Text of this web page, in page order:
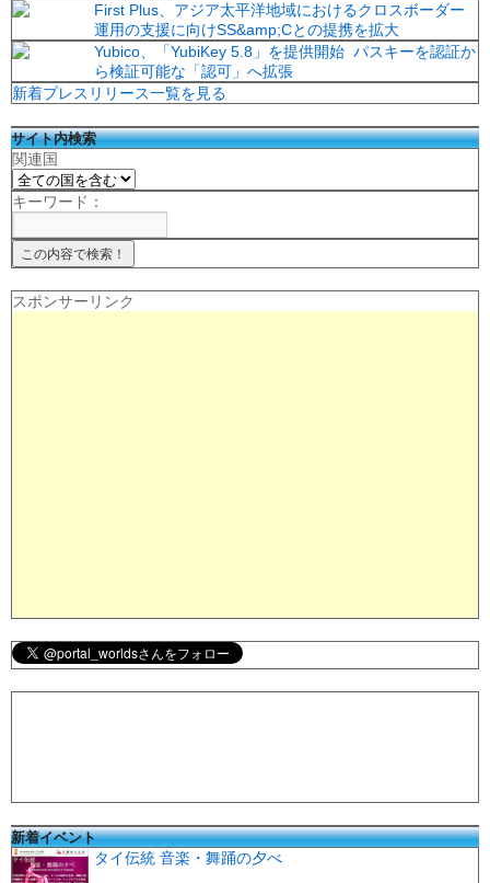
First Plus、アジア太平洋地域におけるクロスボーダー
運用の支援に向けSS&amp;Cとの提携を拡大
Yubico、「YubiKey 5.8」を提供開始 パスキーを認証か
ら検証可能な「認可」へ拡張
新着プレスリリース一覧を見る
サイト内検索
関連国
キーワード：
スポンサーリンク
新着イベント
タイ伝統 音楽・舞踊の夕べ